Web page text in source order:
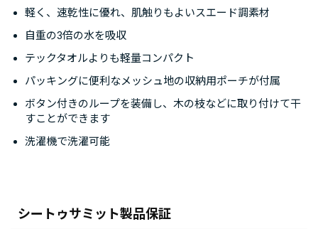
シートゥサミット製品保証
軽く、速乾性に優れ、肌触りもよいスエード調素材
自重の3倍の水を吸収
テックタオルよりも軽量コンパクト
パッキングに便利なメッシュ地の収納用ポーチが付属
ボタン付きのループを装備し、木の枝などに取り付けて干
すことができます
洗濯機で洗濯可能